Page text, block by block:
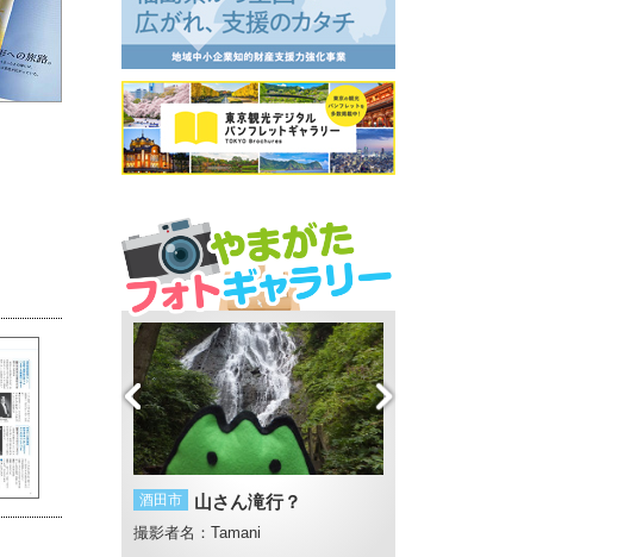
酒田市 山さん滝行？
撮影者名：Tamani